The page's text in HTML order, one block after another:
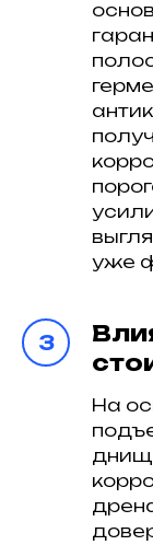
уже
На